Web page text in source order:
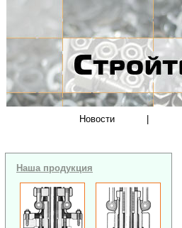
Новости
Наша продукция